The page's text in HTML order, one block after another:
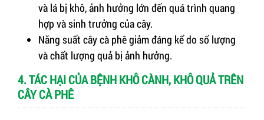
và lá bị khô, ảnh hưởng lớn đến quá trình quang
hợp và sinh trưởng của cây.
Năng suất cây cà phê giảm đáng kể do số lượng
và chất lượng quả bị ảnh hưởng.
4. TÁC HẠI CỦA BỆNH KHÔ CÀNH, KHÔ QUẢ TRÊN
CÂY CÀ PHÊ